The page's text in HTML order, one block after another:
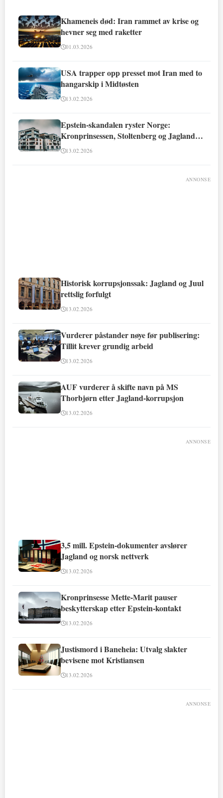
Khameneis død: Iran rammet av krise og
hevner seg med raketter
01.03.2026
USA trapper opp presset mot Iran med to
hangarskip i Midtøsten
13.02.2026
Epstein-skandalen ryster Norge:
Kronprinsessen, Stoltenberg og Jagland
involvert
13.02.2026
ANNONSE
Historisk korrupsjonssak: Jagland og Juul
rettslig forfulgt
13.02.2026
Vurderer påstander nøye før publisering:
Tillit krever grundig arbeid
13.02.2026
AUF vurderer å skifte navn på MS
Thorbjørn etter Jagland-korrupsjon
13.02.2026
ANNONSE
3,5 mill. Epstein-dokumenter avslører
Jagland og norsk nettverk
13.02.2026
Kronprinsesse Mette-Marit pauser
beskytterskap etter Epstein-kontakt
13.02.2026
Justismord i Baneheia: Utvalg slakter
bevisene mot Kristiansen
13.02.2026
ANNONSE